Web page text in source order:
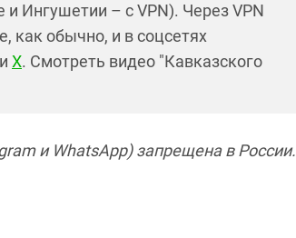
и Ингушетии – с VPN). Через VPN
как обычно, и в соцсетях
X. Смотреть видео "Кавказского
и WhatsApp) запрещена в России.